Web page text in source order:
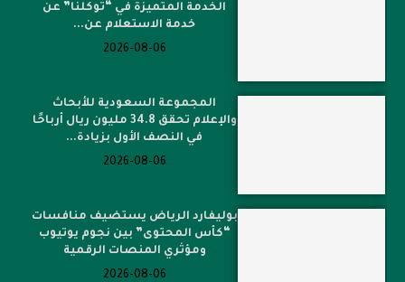
الخدمة المتميزة في “توكلنا” عن
خدمة الاستعلام عن...
2026-08-06
المجموعة السعودية للأبحاث
والإعلام تحقق 34.8 مليون ريال أرباحًا
في النصف الأول بزيادة...
2026-08-06
بوليفارد الرياض يستضيف منافسات
“كأس المحتوى” بين نجوم يوتيوب
ومؤثري المنصات الرقمية
2026-08-06